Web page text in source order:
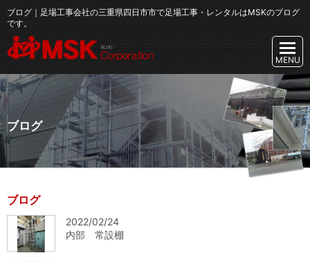
ブログ｜足場工事会社の三重県四日市市で足場工事・レンタルはMSKのブログ
です。
ブログ
ブログ
2022/02/24
内部 常設棚